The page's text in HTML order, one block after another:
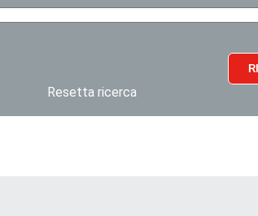
Resetta ricerca